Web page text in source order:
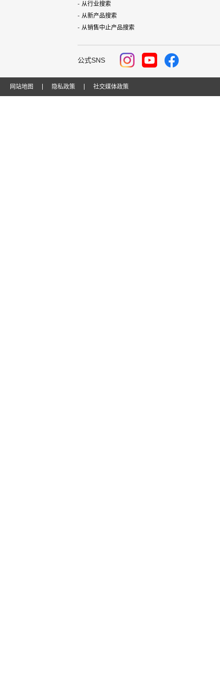
从行业搜索
从新产品搜索
从销售中止产品搜索
公式SNS
网站地图 隐私政策 社交媒体政策